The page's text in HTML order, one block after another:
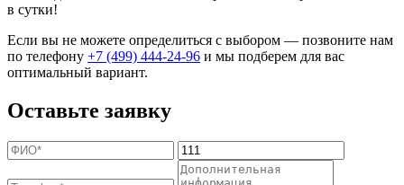
в сутки!
Если вы не можете определиться с выбором — позвоните нам
по телефону +7 (499) 444-24-96 и мы подберем для вас
оптимальный вариант.
Оставьте заявку